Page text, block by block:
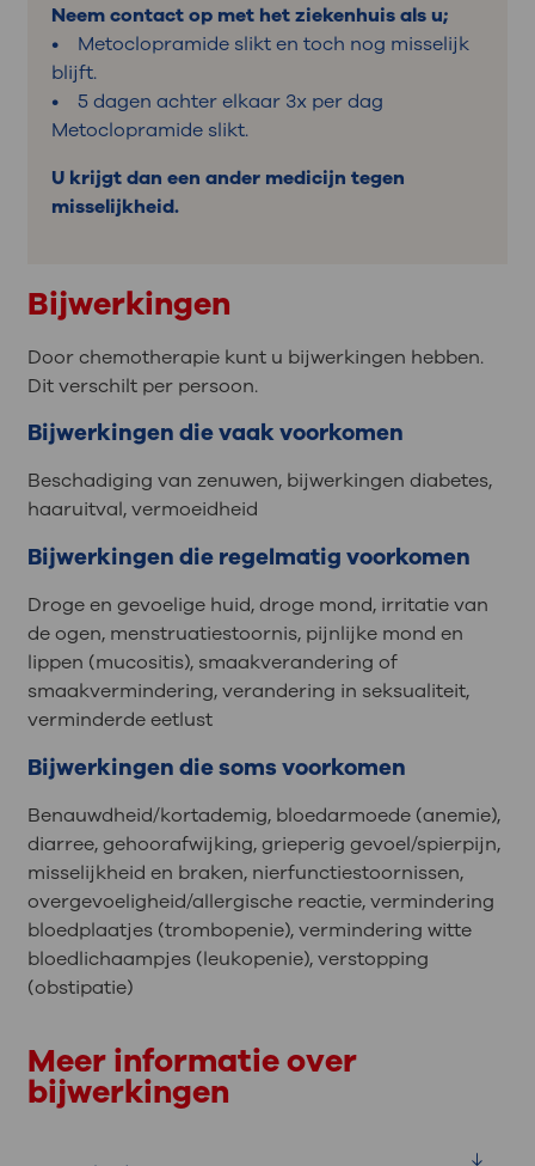
Neem contact op met het ziekenhuis als u;
• Metoclopramide slikt en toch nog misselijk
blijft.
• 5 dagen achter elkaar 3x per dag
Metoclopramide slikt.
U krijgt dan een ander medicijn tegen
misselijkheid.
Bijwerkingen
Door chemotherapie kunt u bijwerkingen hebben.
Dit verschilt per persoon.
Bijwerkingen die vaak voorkomen
Beschadiging van zenuwen, bijwerkingen diabetes,
haaruitval, vermoeidheid
Bijwerkingen die regelmatig voorkomen
Droge en gevoelige huid, droge mond, irritatie van
de ogen, menstruatiestoornis, pijnlijke mond en
lippen (mucositis), smaakverandering of
smaakvermindering, verandering in seksualiteit,
verminderde eetlust
Bijwerkingen die soms voorkomen
Benauwdheid/kortademig, bloedarmoede (anemie),
diarree, gehoorafwijking, grieperig gevoel/spierpijn,
misselijkheid en braken, nierfunctiestoornissen,
overgevoeligheid/allergische reactie, vermindering
bloedplaatjes (trombopenie), vermindering witte
bloedlichaampjes (leukopenie), verstopping
(obstipatie)
Meer informatie over
bijwerkingen